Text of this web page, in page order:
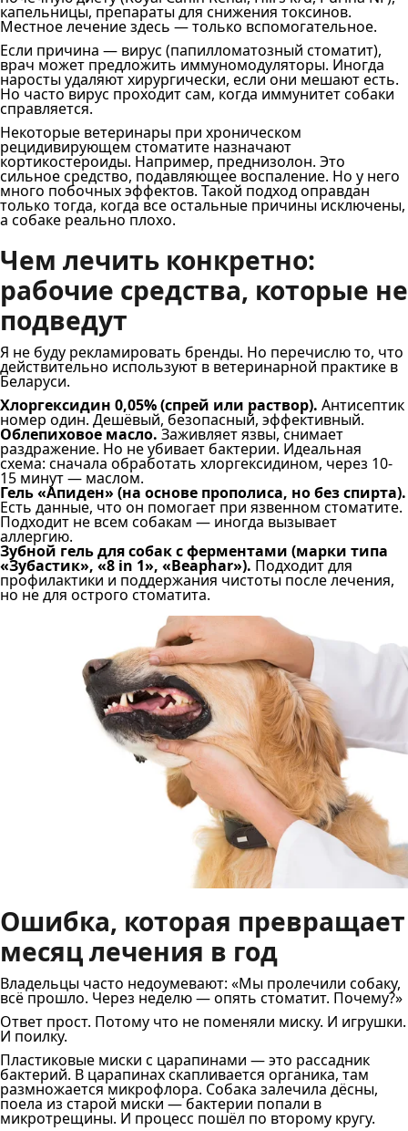
капельницы, препараты для снижения токсинов.
Местное лечение здесь — только вспомогательное.
Если причина — вирус (папилломатозный стоматит),
врач может предложить иммуномодуляторы. Иногда
наросты удаляют хирургически, если они мешают есть.
Но часто вирус проходит сам, когда иммунитет собаки
справляется.
Некоторые ветеринары при хроническом
рецидивирующем стоматите назначают
кортикостероиды. Например, преднизолон. Это
сильное средство, подавляющее воспаление. Но у него
много побочных эффектов. Такой подход оправдан
только тогда, когда все остальные причины исключены,
а собаке реально плохо.
Чем лечить конкретно:
рабочие средства, которые не
подведут
Я не буду рекламировать бренды. Но перечислю то, что
действительно используют в ветеринарной практике в
Беларуси.
Хлоргексидин 0,05% (спрей или раствор). Антисептик
номер один. Дешёвый, безопасный, эффективный.
Облепиховое масло. Заживляет язвы, снимает
раздражение. Но не убивает бактерии. Идеальная
схема: сначала обработать хлоргексидином, через 10-
15 минут — маслом.
Гель «Апиден» (на основе прополиса, но без спирта).
Есть данные, что он помогает при язвенном стоматите.
Подходит не всем собакам — иногда вызывает
аллергию.
Зубной гель для собак с ферментами (марки типа
«Зубастик», «8 in 1», «Beaphar»). Подходит для
профилактики и поддержания чистоты после лечения,
но не для острого стоматита.
Ошибка, которая превращает
месяц лечения в год
Владельцы часто недоумевают: «Мы пролечили собаку,
всё прошло. Через неделю — опять стоматит. Почему?»
Ответ прост. Потому что не поменяли миску. И игрушки.
И поилку.
Пластиковые миски с царапинами — это рассадник
бактерий. В царапинах скапливается органика, там
размножается микрофлора. Собака залечила дёсны,
поела из старой миски — бактерии попали в
микротрещины. И процесс пошёл по второму кругу.